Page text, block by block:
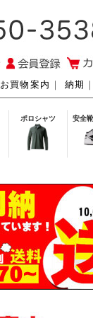
お買物案内 ｜ 納期 ｜
ポロシャツ 安全